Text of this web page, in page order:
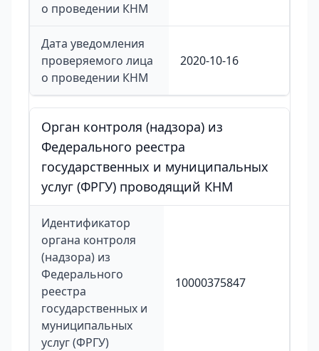
о проведении КНМ
Дата уведомления
проверяемого лица
о проведении КНМ
2020-10-16
Орган контроля (надзора) из
Федерального реестра
государственных и муниципальных
услуг (ФРГУ) проводящий КНМ
Идентификатор
органа контроля
(надзора) из
Федерального
реестра
государственных и
муниципальных
услуг (ФРГУ)
10000375847